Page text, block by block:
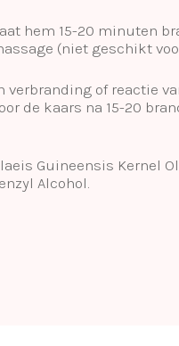
hem 15-20 minuten
(niet geschikt
of reactie
de kaars na 15-20
Guineensis
Alcohol.